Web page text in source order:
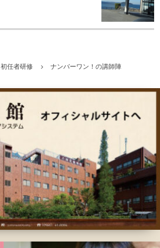
初任者研修 ナンバーワン！の講師陣